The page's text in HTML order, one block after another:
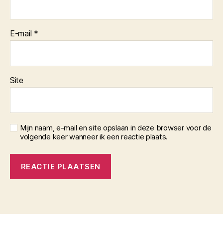
E-mail *
Site
Mijn naam, e-mail en site opslaan in deze browser voor de
volgende keer wanneer ik een reactie plaats.